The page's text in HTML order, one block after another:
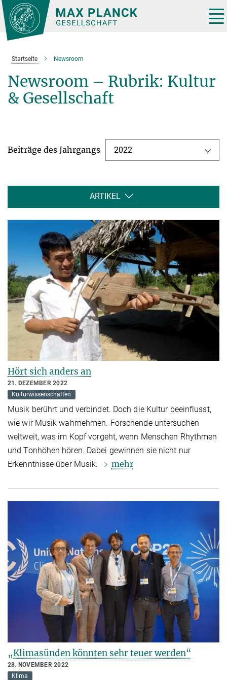
Hauptinhalt
Startseite Newsroom
Newsroom – Rubrik: Kultur
& Gesellschaft
Beiträge des Jahrgangs 2022
ARTIKEL
Hört sich anders an
21. DEZEMBER 2022
Kulturwissenschaften
Musik berührt und verbindet. Doch die Kultur beeinflusst,
wie wir Musik wahrnehmen. Forschende untersuchen
weltweit, was im Kopf vorgeht, wenn Menschen Rhythmen
und Tonhöhen hören. Dabei gewinnen sie nicht nur
Erkenntnisse über Musik.
mehr
„Klimasünden könnten sehr teuer werden“
28. NOVEMBER 2022
Klima